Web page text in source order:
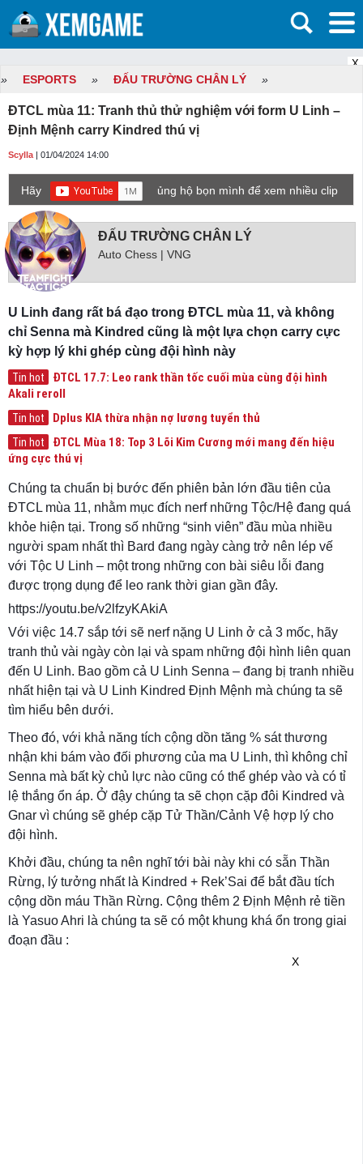
X
» ESPORTS » ĐẤU TRƯỜNG CHÂN LÝ »
ĐTCL mùa 11: Tranh thủ thử nghiệm với form U Linh –
Định Mệnh carry Kindred thú vị
Scylla | 01/04/2024 14:00
Hãy
ủng hộ bọn mình để xem nhiều clip
game mới hơn nhé!
ĐẤU TRƯỜNG CHÂN LÝ
Auto Chess | VNG
U Linh đang rất bá đạo trong ĐTCL mùa 11, và không
chỉ Senna mà Kindred cũng là một lựa chọn carry cực
kỳ hợp lý khi ghép cùng đội hình này
Tin hot
ĐTCL 17.7: Leo rank thần tốc cuối mùa cùng đội hình
Akali reroll
Tin hot Dplus KIA thừa nhận nợ lương tuyển thủ
Tin hot
ĐTCL Mùa 18: Top 3 Lõi Kim Cương mới mang đến hiệu
ứng cực thú vị
Chúng ta chuẩn bị bước đến phiên bản lớn đầu tiên của
ĐTCL mùa 11, nhằm mục đích nerf những Tộc/Hệ đang quá
khỏe hiện tại. Trong số những “sinh viên” đầu mùa nhiều
người spam nhất thì Bard đang ngày càng trở nên lép vế
với Tộc U Linh – một trong những con bài siêu lỗi đang
được trọng dụng để leo rank thời gian gần đây.
https://youtu.be/v2lfzyKAkiA
Với việc 14.7 sắp tới sẽ nerf nặng U Linh ở cả 3 mốc, hãy
tranh thủ vài ngày còn lại và spam những đội hình liên quan
đến U Linh. Bao gồm cả U Linh Senna – đang bị tranh nhiều
nhất hiện tại và U Linh Kindred Định Mệnh mà chúng ta sẽ
tìm hiểu bên dưới.
Theo đó, với khả năng tích cộng dồn tăng % sát thương
nhận khi bám vào đối phương của ma U Linh, thì không chỉ
Senna mà bất kỳ chủ lực nào cũng có thể ghép vào và có tỉ
lệ thắng ổn áp. Ở đậy chúng ta sẽ chọn cặp đôi Kindred và
Gnar vì chúng sẽ ghép cặp Tử Thần/Cảnh Vệ hợp lý cho
đội hình.
Khởi đầu, chúng ta nên nghĩ tới bài này khi có sẵn Thần
Rừng, lý tưởng nhất là Kindred + Rek’Sai để bắt đầu tích
cộng dồn máu Thần Rừng. Cộng thêm 2 Định Mệnh rẻ tiền
là Yasuo Ahri là chúng ta sẽ có một khung khá ổn trong giai
đoạn đầu :
X